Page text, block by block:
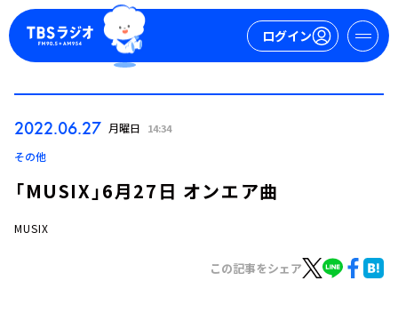
ログイン
2022.06.27 月曜日 14:34
その他
「MUSIX」6月27日 オンエア曲
MUSIX
この記事をシェア